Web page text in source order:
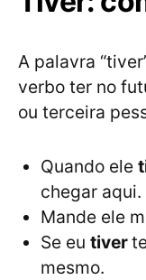
A palavra
verbo ter no
ou terceira
Quando ele
chegar aqui.
Mande ele
Se eu tiver
mesmo.